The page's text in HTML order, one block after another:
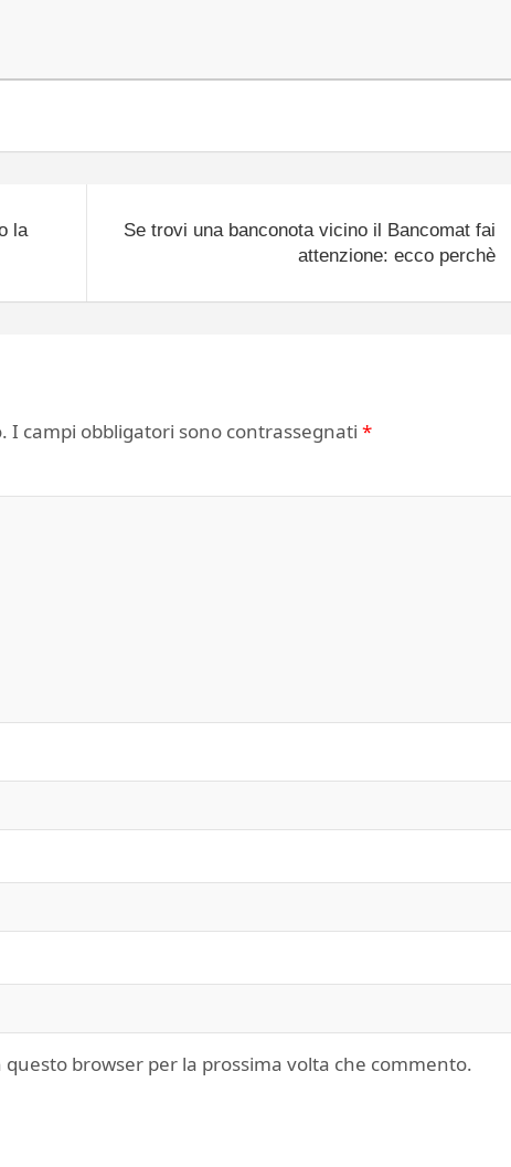
la
Se trovi una banconota vicino il Bancomat fai
attenzione: ecco perchè
I campi obbligatori sono contrassegnati *
browser per la prossima volta che commento.